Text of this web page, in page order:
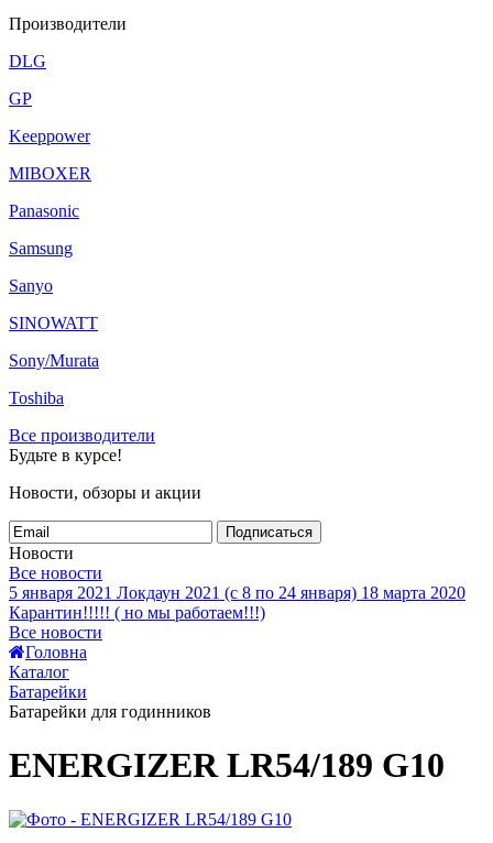
Производители
DLG
GP
Keeppower
MIBOXER
Panasonic
Samsung
Sanyo
SINOWATT
Sony/Murata
Toshiba
Все производители
Будьте в курсе!
Новости, обзоры и акции
Подписаться
Новости
Все новости
5 января 2021 Локдаун 2021 (с 8 по 24 января) 18 марта 2020
Карантин!!!!! ( но мы работаем!!!)
Все новости
Головна
Каталог
Батарейки
Батарейки для годинников
ENERGIZER LR54/189 G10